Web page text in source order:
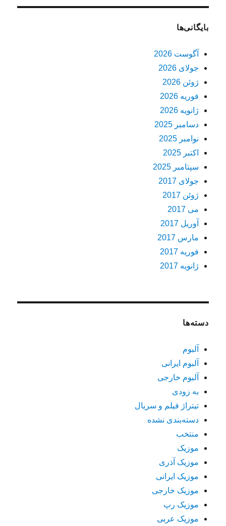
بایگانی‌ها
آگوست 2026
جولای 2026
ژوئن 2026
فوریه 2026
ژانویه 2026
دسامبر 2025
نوامبر 2025
اکتبر 2025
سپتامبر 2025
جولای 2017
ژوئن 2017
می 2017
آوریل 2017
مارس 2017
فوریه 2017
ژانویه 2017
دسته‌ها
آلبوم
آلبوم ایرانی
آلبوم خارجی
به زودی
تیتراژ فیلم و سریال
دسته‌بندی نشده
منتخب
موزیک
موزیک آذری
موزیک ایرانی
موزیک خارجی
موزیک رپ
موزیک عربی